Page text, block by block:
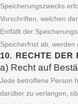
Speicherungszwecks
Vorschriften, welchen
Entfällt der
Speicherfrist ab,
10. RECHTE DER
a) Recht auf
Jede betroffene Person
darüber zu verlangen,